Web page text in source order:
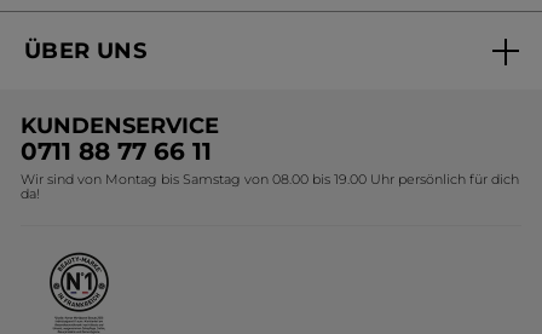
Black Friday Yves Rocher
Geschenkideen Yves Rocher
Kollektion Monoi Yves Rocher
ÜBER UNS
Umweltstiftung YR
Affiliate Programm
KUNDENSERVICE
0711 88 77 66 11
Wir sind von Montag bis Samstag von 08.00 bis 19.00 Uhr persönlich für dich
da!